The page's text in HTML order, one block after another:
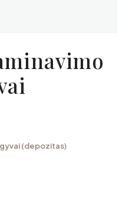
(depozitas)